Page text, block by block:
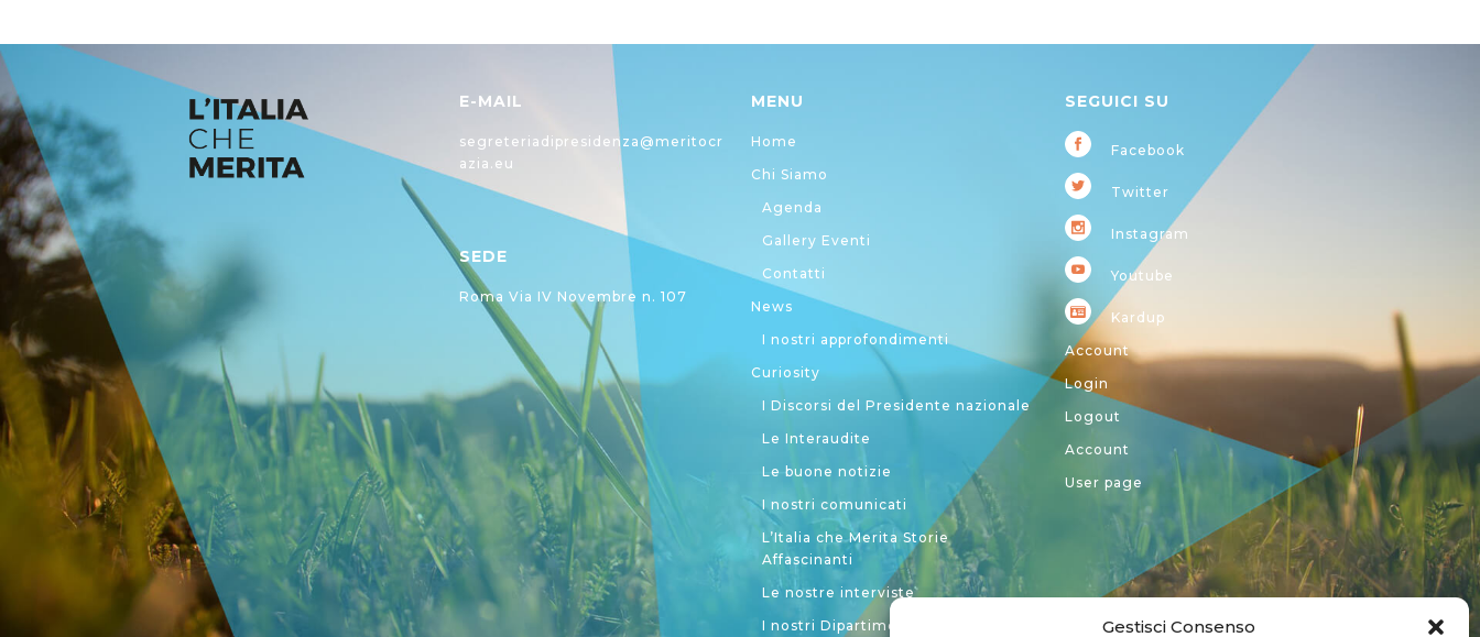
Gestisci Consenso
E-MAIL
segreteriadipresidenza@meritocr
azia.eu
SEDE
Roma Via IV Novembre n. 107
MENU
Home
Chi Siamo
Agenda
Gallery Eventi
Contatti
News
I nostri approfondimenti
Curiosity
I Discorsi del Presidente nazionale
Le Interaudite
Le buone notizie
I nostri comunicati
L’Italia che Merita Storie
Affascinanti
Le nostre interviste
I nostri Dipartimenti
SEGUICI SU
Facebook
Twitter
Instagram
Youtube
Kardup
Account
Login
Logout
Account
User page